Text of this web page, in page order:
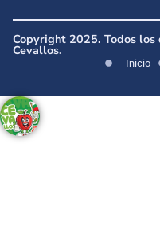
Copyright 2025. Todos los
Cevallos.
Inicio